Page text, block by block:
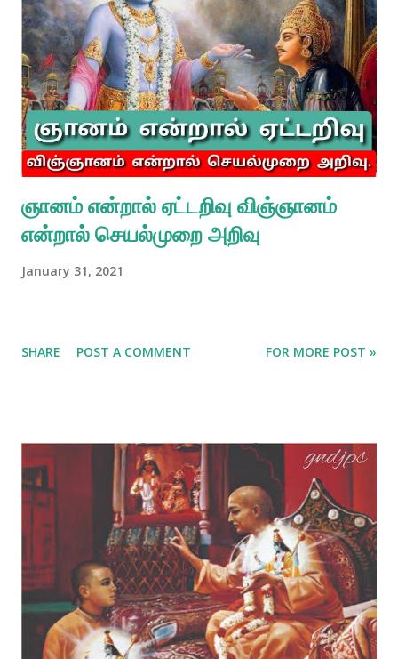
ஞானம் என்றால் ஏட்டறிவு விஞ்ஞானம்
என்றால் செயல்முறை அறிவு
January 31, 2021
SHARE POST A COMMENT FOR MORE POST »